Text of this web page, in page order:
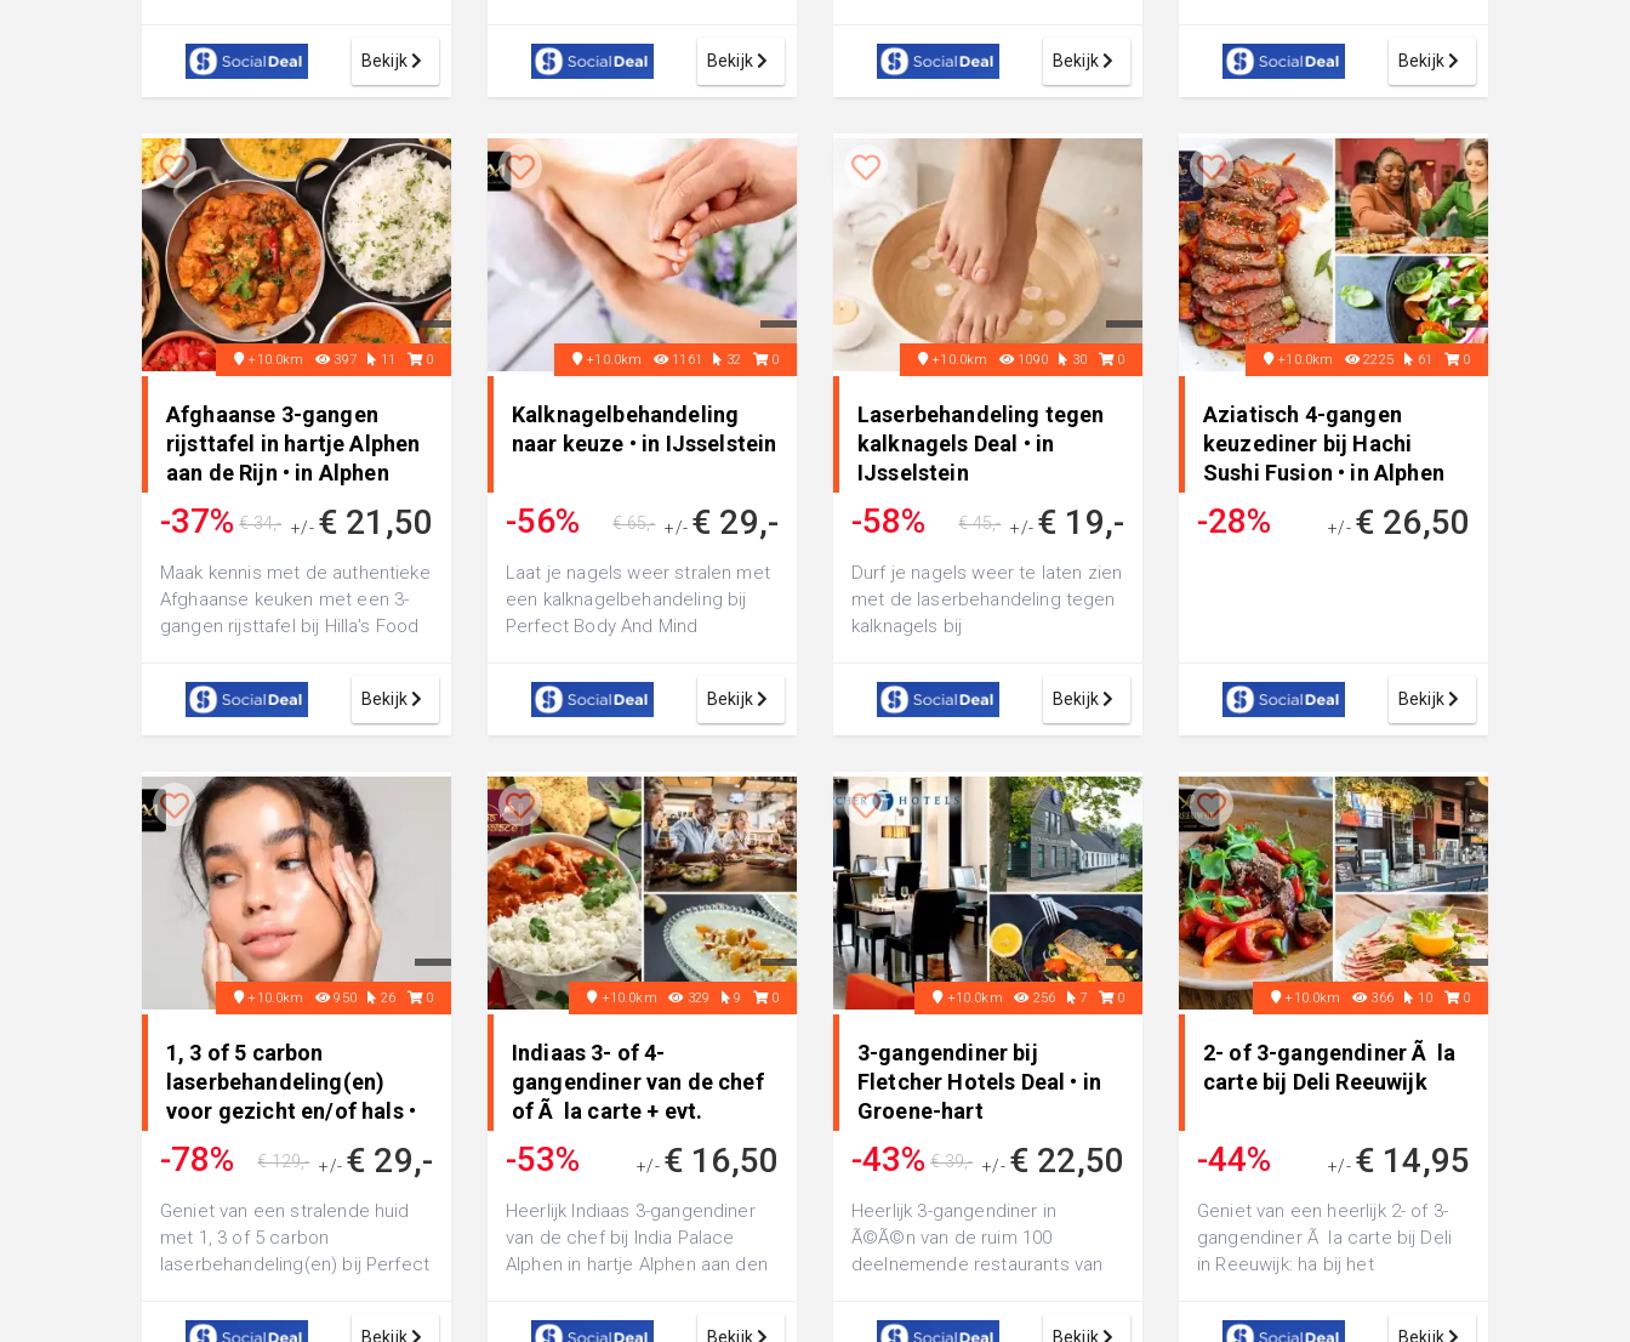
uit met ...
Bekijk
inc...
Bekijk Bekijk
Goud...
Bekijk
+10.0km 397 11 0
Afghaanse 3-gangen
rijsttafel in hartje Alphen
aan de Rijn • in Alphen
-37% +/- € 21,50
€ 34,-
Maak kennis met de authentieke
Afghaanse keuken met een 3-
gangen rijsttafel bij Hilla's Food
Bekijk
+10.0km 1161 32 0
Kalknagelbehandeling
naar keuze • in IJsselstein
-56% +/- € 29,-
€ 65,-
Laat je nagels weer stralen met
een kalknagelbehandeling bij
Perfect Body And Mind
behandeling v...
Bekijk
+10.0km 1090 30 0
Laserbehandeling tegen
kalknagels Deal • in
IJsselstein
-58% +/- € 19,-
€ 45,-
Durf je nagels weer te laten zien
met de laserbehandeling tegen
kalknagels bij
behandeling va...
Bekijk
+10.0km 2225 61 0
Aziatisch 4-gangen
keuzediner bij Hachi
Sushi Fusion • in Alphen
-28% +/- € 26,50
Bekijk
+10.0km 950 26 0
1, 3 of 5 carbon
laserbehandeling(en)
voor gezicht en/of hals •
-78% +/- € 29,-
€ 129,-
Geniet van een stralende huid
met 1, 3 of 5 carbon
laserbehandeling(en) bij Perfect
laat je g...
Bekijk
+10.0km 329 9 0
Indiaas 3- of 4-
gangendiner van de chef
of Ã la carte + evt.
-53% +/- € 16,50
Heerlijk Indiaas 3-gangendiner
van de chef bij India Palace
Alphen in hartje Alphen aan den
Bekijk
+10.0km 256 7 0
3-gangendiner bij
Fletcher Hotels Deal • in
Groene-hart
-43% +/- € 22,50
€ 39,-
Heerlijk 3-gangendiner in
Ã©Ã©n van de ruim 100
deelnemende restaurants van
bijvoorbeeld bij het pr...
Bekijk
+10.0km 366 10 0
2- of 3-gangendiner Ã la
carte bij Deli Reeuwijk
-44% +/- € 14,95
Geniet van een heerlijk 2- of 3-
gangendiner Ã la carte bij Deli
in Reeuwijk: ha bij het
var...
Bekijk